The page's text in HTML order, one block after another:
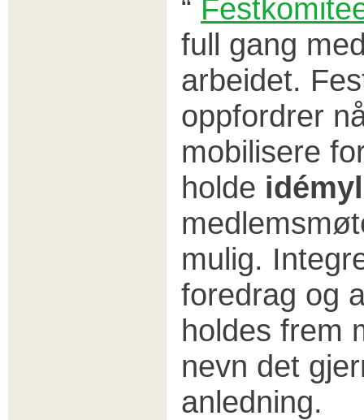
“
full gang
arbeidet.
oppfordrer
mobilisere
holde
mulig.
foredrag og
holdes frem
nevn det
anledning.